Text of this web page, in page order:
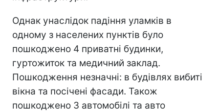
Однак унаслідок падіння уламків в
одному з населених пунктів було
пошкоджено 4 приватні будинки,
гуртожиток та медичний заклад.
Пошкодження незначні: в будівлях вибиті
вікна та посічені фасади. Також
пошкоджено 3 автомобілі та авто